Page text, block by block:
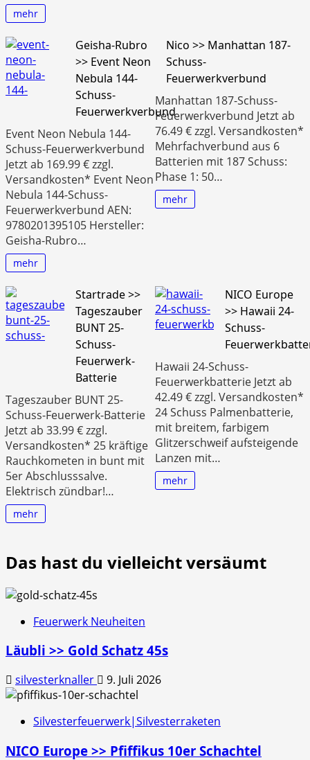
mehr
Geisha-Rubro
>> Event Neon
Nebula 144-
Schuss-
Feuerwerkverbund
Event Neon Nebula 144-
Schuss-Feuerwerkverbund
Jetzt ab 169.99 € zzgl.
Versandkosten* Event Neon
Nebula 144-Schuss-
Feuerwerkverbund AEN:
9780201395105 Hersteller:
Geisha-Rubro…
mehr
Nico >> Manhattan 187-
Schuss-
Feuerwerkverbund
Manhattan 187-Schuss-
Feuerwerkverbund Jetzt ab
76.49 € zzgl. Versandkosten*
Mehrfachverbund aus 6
Batterien mit 187 Schuss:
Phase 1: 50…
mehr
Startrade >>
Tageszauber
BUNT 25-
Schuss-
Feuerwerk-
Batterie
Tageszauber BUNT 25-
Schuss-Feuerwerk-Batterie
Jetzt ab 33.99 € zzgl.
Versandkosten* 25 kräftige
Rauchkometen in bunt mit
5er Abschlusssalve.
Elektrisch zündbar!…
mehr
NICO Europe
>> Hawaii 24-
Schuss-
Hawaii 24-Schuss-
Feuerwerkbatterie Jetzt ab
42.49 € zzgl. Versandkosten*
24 Schuss Palmenbatterie,
mit breitem, farbigem
Glitzerschweif aufsteigende
Lanzen mit…
mehr
Das hast du vielleicht versäumt
Feuerwerk Neuheiten
Läubli >> Gold Schatz 45s
silvesterknaller 9. Juli 2026
Silvesterfeuerwerk|Silvesterraketen
NICO Europe >> Pfiffikus 10er Schachtel